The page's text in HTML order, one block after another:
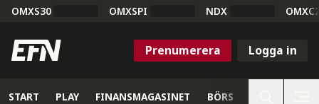
OMXS30 OMXSPI NDX
Prenumerera Logga in
START PLAY FINANSMAGASINET BÖRS